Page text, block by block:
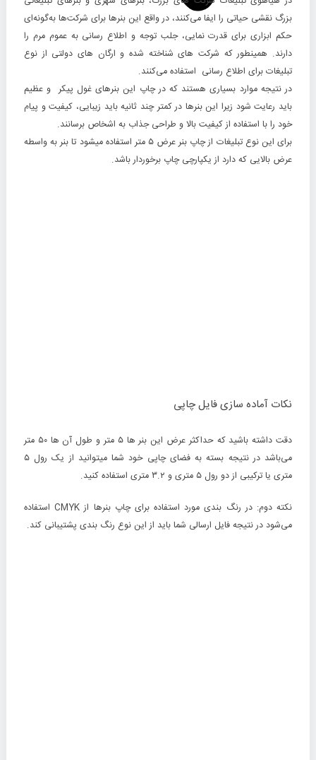
بزرگ نقشی حیاتی را ایفا می‌کنند، در واقع این بنرها برای شرکت‌ها به‌گونه‌ای
حکم ابزاری برای قدرت نمایی، جلب توجه و اطلاع رسانی به عموم مرم را
دارند. همینطور که شرکت های شناخته شده و ارگان های دولتی از نوع
تبلیغات برای اطلاع رسانی استفاده می‌کنند.
در نتیجه موارد بسیاری هستند که در چاپ این بنرهای غول پیکر و عظیم
باید رعایت شود زیرا این بنرها در کمتر چند ثانیه باید زیبایی، کیفیت و پیام
خود را با استفاده از کیفیت بالا و طراحی جذاب به اشخاص برسانند.
برای این نوع تبلیغات از چاپ بنر عرض ۵ متر استفاده میشود تا بنر به واسطه
عرض بالایی که دارد از یکپارچی چاپ برخوردار باشد.
نکات آماده سازی فایل چاپی
دقت داشته باشید که حداکثر عرض این بنر ها ۵ متر و طول آن ها ۵۰ متر
می‌باشد در نتیجه بسته به فضای چاپی خود شما میتوانید از یک رول ۵
متری یا ترکیبی از دو رول ۵ متری و ۳.۲ متری استفاده کنید.
نکته دوم: در رنگ بندی مورد استفاده برای چاپ بنرها از CMYK استفاده
می‌شود در نتیجه فایل ارسالی شما باید از این نوع رنگ بندی پشتیبانی کند.